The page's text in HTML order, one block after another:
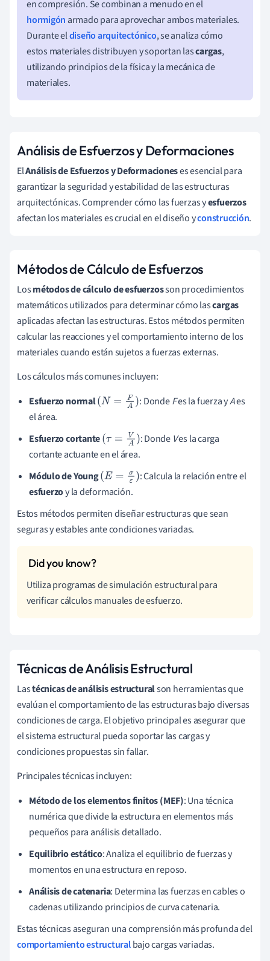
en compresión. Se combinan a menudo en el
hormigón armado para aprovechar ambos materiales.
Durante eldiseño arquitectónico, se analiza cómo
estos materiales distribuyen y soportan lascargas,
utilizando principios de la física y la mecánica de
materiales.
Análisis de Esfuerzos y Deformaciones
ElAnálisis de Esfuerzos y Deformacioneses esencial para
garantizar la seguridad y estabilidad de las estructuras
arquitectónicas. Comprender cómo las fuerzas yesfuerzos
afectan los materiales es crucial en el diseño yconstrucción.
Métodos de Cálculo de Esfuerzos
Losmétodos de cálculo de esfuerzosson procedimientos
matemáticos utilizados para determinar cómo lascargas
aplicadas afectan las estructuras. Estos métodos permiten
calcular las reacciones y el comportamiento interno de los
materiales cuando están sujetos a fuerzas externas.
Los cálculos más comunes incluyen:
Esfuerzo normal(N= FA) : DondeFes la fuerza yAes
el área.
Esfuerzo cortante(τ= VA : Donde Ves la carga
cortante actuante en el área.
Módulo de Young(E=σε)
: Calcula la relación entre el
esfuerzoy la deformación.
Estos métodos permiten diseñar estructuras que sean
seguras y estables ante condiciones variadas.
Utiliza programas de simulación estructural para
verificar cálculos manuales de esfuerzo.
Técnicas de Análisis Estructural
Lastécnicas de análisis estructuralson herramientas que
evalúan el comportamiento de las estructuras bajo diversas
condiciones de carga. El objetivo principal es asegurar que
el sistema estructural pueda soportar las cargas y
condiciones propuestas sin fallar.
Principales técnicas incluyen:
Método de los elementos finitos (MEF): Una técnica
numérica que divide la estructura en elementos más
pequeños para análisis detallado.
Equilibrio estático: Analiza el equilibrio de fuerzas y
momentos en una estructura en reposo.
Análisis de catenaria: Determina las fuerzas en cables o
cadenas utilizando principios de curva catenaria.
Estas técnicas aseguran una comprensión más profunda del
comportamiento estructuralbajo cargas variadas.